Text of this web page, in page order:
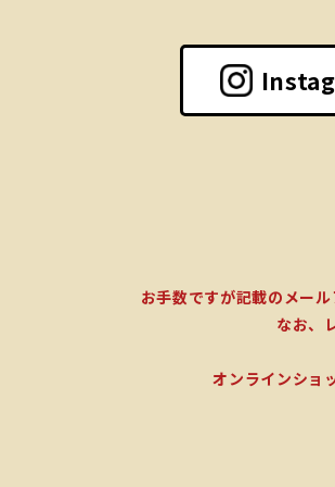
お手数ですが記載のメー
なお、
オンラインショ